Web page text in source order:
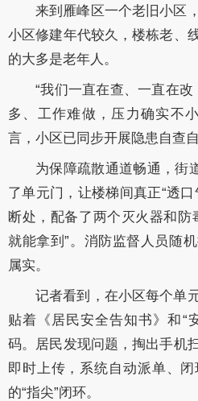
来到雁峰区一个老旧小区
小区修建年代较久，楼栋老、
的大多是老年人。
“我们一直在查、一直在改
多、工作难做，压力确实不
言，小区已同步开展隐患自查
为保障疏散通道畅通，街
了单元门，让楼梯间真正“透
断处，配备了两个灭火器和防
就能拿到”。消防监督人员随
属实。
记者看到，在小区每个单
贴着《居民安全告知书》和“
码。居民发现问题，掏出手机
即时上传，系统自动派单、
的“指尖”闭环。